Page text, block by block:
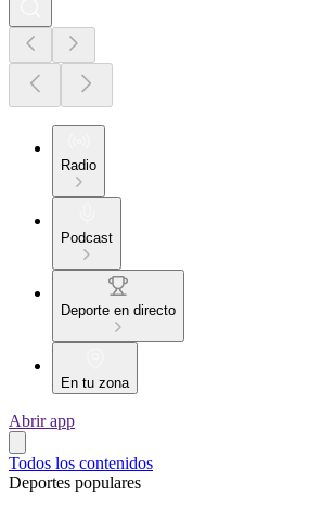
Radio
Podcast
Deporte en directo
En tu zona
Abrir app
Todos los contenidos
Deportes populares